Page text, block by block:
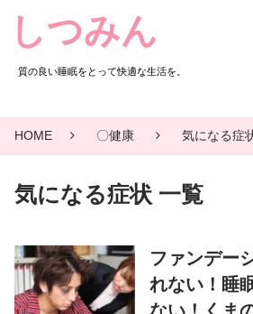
しつみん
質の良い睡眠をとって快適な生活を。
HOME 〇健康 気になる症
気になる症状 一覧
ファンデー
れない！睡